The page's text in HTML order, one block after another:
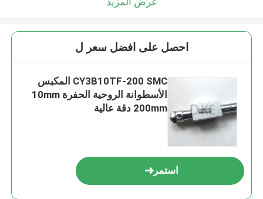
احصل على افضل سعر ل
CY3B10TF-200 SMC المكبس
الأسطوانة الروحية الحفرة 10mm
200mm دقة عالية
استمر